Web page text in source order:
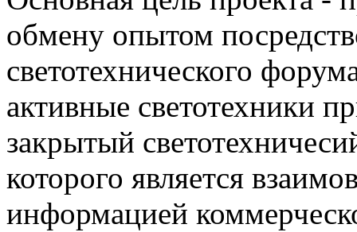
обмену опытом
светотехнического
активные светотехники
закрытый
которого является
информацией